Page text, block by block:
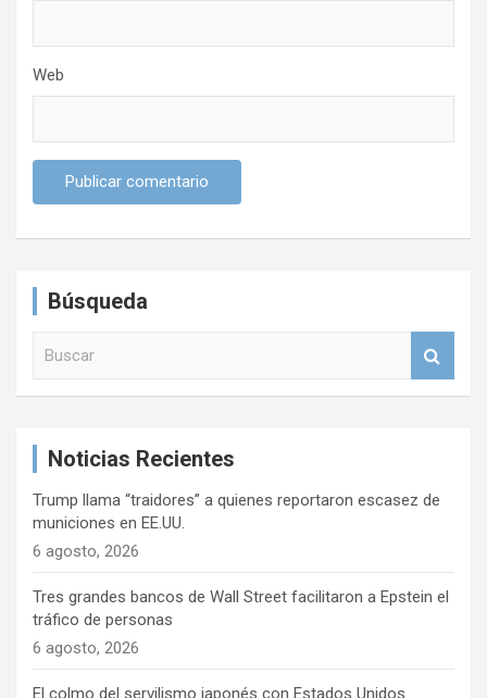
Web
Búsqueda
Noticias Recientes
Trump llama “traidores” a quienes reportaron escasez de
municiones en EE.UU.
6 agosto, 2026
Tres grandes bancos de Wall Street facilitaron a Epstein el
tráfico de personas
6 agosto, 2026
El colmo del servilismo japonés con Estados Unidos